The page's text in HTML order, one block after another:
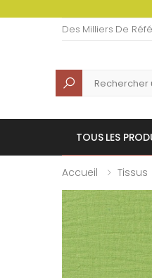
Des Milliers De
Recherche
TOUS LES
Accueil Tissus